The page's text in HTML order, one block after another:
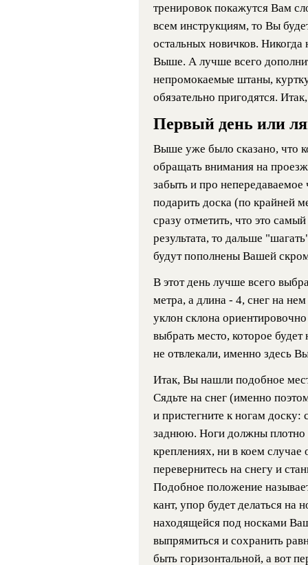
тренировок покажутся Вам
всем инструкциям, то Вы
остальных новичков. Никогда
Выше. А лучше всего
непромокаемые штаны,
обязательно пригодятся.
Первый день или
Выше уже было сказано, что
обращать внимания на
забыть и про
подарить доска (по крайней
сразу отметить, что это
результата, то дальше
будут пополнены Вашей
В этот день лучше всего
метра, а длина - 4, снег на
уклон склона
выбрать место, которое
не отвлекали, именно здесь
Итак, Вы нашли подобное
Сядьте на снег (именно
и пристегните к ногам доску:
заднюю. Ноги должны плотно
креплениях, ни в коем
перевернитесь на снегу и
Подобное положение
кант, упор будет делаться на
находящейся под носками
выпрямиться и сохранить
быть горизонтальной, а вот